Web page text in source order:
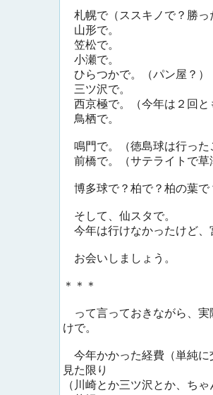
札幌で（ススキノで？勝っ
山形で。
笠松で。
小瀬で。
ひらつかで。（パン屋？）
三ツ沢で。
西京極で。（今年は２回と
鳥栖で。
鳴門で。（徳島球は行った
前橋で。（サテライトで草
博多球で？柏で？柏の葉で
そして、仙スタで。
今年は行けなかったけど、
お会いしましょう。
＊＊＊
って言っておきながら、実
けで。
今年かかった経費（単純に
見た限り
（川崎とか三ツ沢とか、ち